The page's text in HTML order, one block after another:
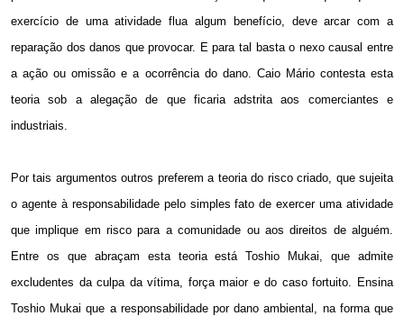
exercício de uma atividade flua algum benefício, deve arcar com a
reparação dos danos que provocar. E para tal basta o nexo causal entre
a ação ou omissão e a ocorrência do dano. Caio Mário contesta esta
teoria sob a alegação de que ficaria adstrita aos comerciantes e
industriais.
Por tais argumentos outros preferem a teoria do risco criado, que sujeita
o agente à responsabilidade pelo simples fato de exercer uma atividade
que implique em risco para a comunidade ou aos direitos de alguém.
Entre os que abraçam esta teoria está Toshio Mukai, que admite
excludentes da culpa da vítima, força maior e do caso fortuito. Ensina
Toshio Mukai que a responsabilidade por dano ambiental, na forma que